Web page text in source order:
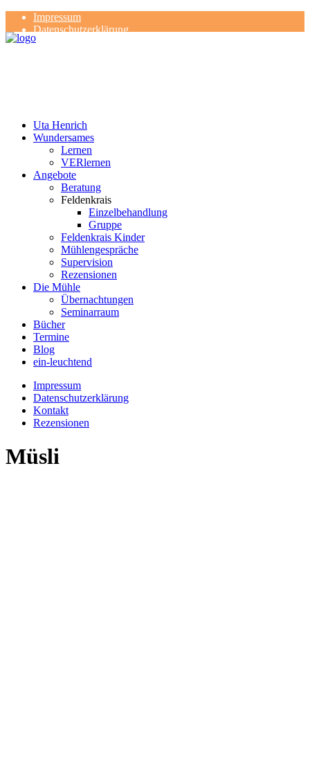
Impressum
Datenschutzerklärung
Kontakt
Uta Henrich
Wundersames
Lernen
VERlernen
Angebote
Beratung
Feldenkrais
Einzelbehandlung
Gruppe
Feldenkrais Kinder
Mühlengespräche
Supervision
Rezensionen
Die Mühle
Übernachtungen
Seminarraum
Bücher
Termine
Blog
ein-leuchtend
Impressum
Datenschutzerklärung
Kontakt
Rezensionen
Müsli